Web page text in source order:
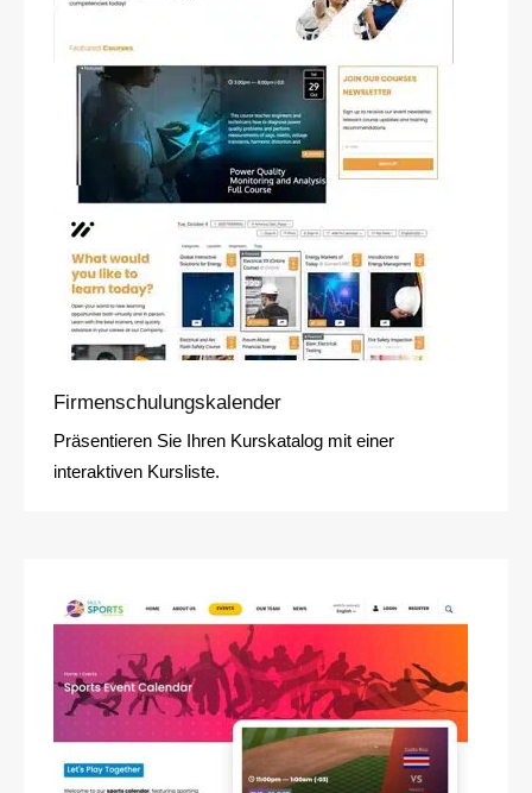
Firmenschulungskalender
Präsentieren Sie Ihren Kurskatalog mit einer
interaktiven Kursliste.